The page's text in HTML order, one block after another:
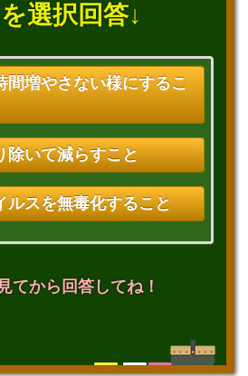
選択回答↓
間増やさない様にするこ
除いて減らすこと
ルスを無毒化すること
てから回答してね！